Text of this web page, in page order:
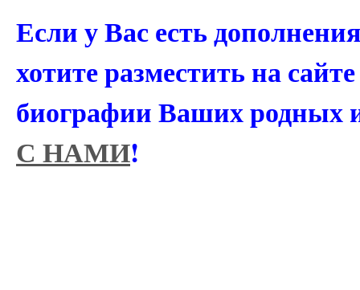
Если у Вас есть
хотите разместить на
биографии Ваших родных
С НАМИ!